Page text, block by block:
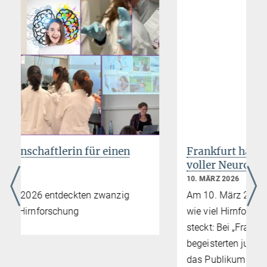
lorenz.fenk@...
Luis Riquelme
Graduate Student (IMPRS)
juan.riquelme@...
Frankfurt hat Hirn live: Ein Abend
Am 10. März 2026 zeigte Frankfurt erneut,
wie viel Hirnforschung in der Mainmetropole
steckt: Bei „Frankfurt hat Hirn – live!“
begeisterten junge Wissenschaftler*innen
das Publikum mit kurzen, anschaulichen